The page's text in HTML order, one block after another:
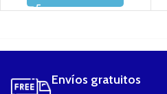
Envíos gratuitos